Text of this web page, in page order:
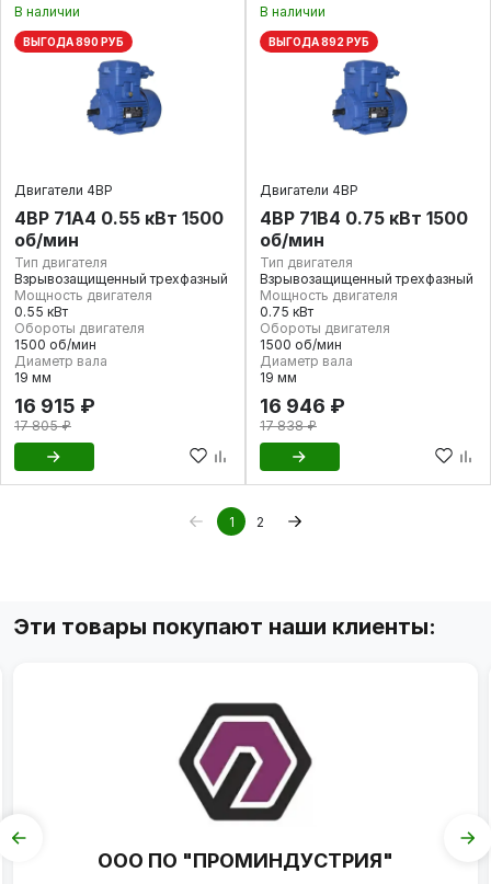
В наличии
ВЫГОДА 890 РУБ
Двигатели 4ВР
4ВР 71А4 0.55 кВт 1500
об/мин
Тип двигателя
Взрывозащищенный трехфазный
Мощность двигателя
0.55 кВт
Обороты двигателя
1500 об/мин
Диаметр вала
19 мм
16 915 ₽
17 805 ₽
В наличии
ВЫГОДА 892 РУБ
Двигатели 4ВР
4ВР 71В4 0.75 кВт 1500
об/мин
Тип двигателя
Взрывозащищенный трехфазный
Мощность двигателя
0.75 кВт
Обороты двигателя
1500 об/мин
Диаметр вала
19 мм
16 946 ₽
17 838 ₽
1 2
Эти товары покупают наши клиенты:
ООО ПО "ПРОМИНДУСТРИЯ"